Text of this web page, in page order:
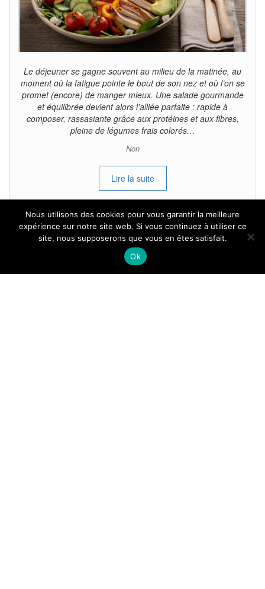
Le déjeuner se gagne souvent au milieu de la matinée, au
moment où la fatigue pointe le bout de son nez et où l’on se
promet (encore) de manger mieux. Une salade gourmande
et équilibrée devient alors l’alliée parfaite : rapide à
composer, rassasiante grâce aux protéines et aux fibres,
pleine de légumes frais colorés…
Non
Lire la suite
Tous droits reservés.
Nous utilisons des cookies pour vous garantir la meilleure
expérience sur notre site web. Si vous continuez à utiliser ce
site, nous supposerons que vous en êtes satisfait.
Ok